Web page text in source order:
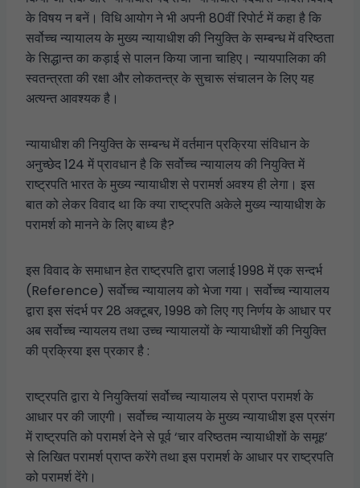
के विषय न बनें। विधि आयोग ने भी अपनी 80वीं रिपोर्ट में कहा है कि
सर्वोच्च न्यायालय के मुख्य न्यायाधीश की नियुक्ति के सम्बन्ध में वरिष्ठता
के सिद्धान्त का कड़ाई से पालन किया जाना चाहिए। न्यायपालिका की
स्वतन्त्रता की रक्षा और लोकतन्त्र के सुचारू संचालन के लिए यह
अत्यन्त आवश्यक है।
न्यायाधीश की नियुक्ति के सम्बन्ध में वर्तमान प्रक्रिया संविधान के
अनुच्छेद 124 में प्रावधान है कि सर्वोच्च न्यायालय की नियुक्ति में
राष्ट्रपति भारत के मुख्य न्यायाधीश से परामर्श अवश्य ही लेगा। इस
बात को लेकर विवाद था कि क्या राष्ट्रपति अकेले मुख्य न्यायाधीश के
परामर्श को मानने के लिए बाध्य है?
इस विवाद के समाधान हेत राष्ट्रपति द्वारा जलाई 1998 में एक सन्दर्भ
(Reference) सर्वोच्च न्यायालय को भेजा गया। सर्वोच्च न्यायालय
द्वारा इस संदर्भ पर 28 अक्टूबर, 1998 को लिए गए निर्णय के आधार पर
अब सर्वोच्च न्यायलय तथा उच्च न्यायालयों के न्यायाधीशों की नियुक्ति
की प्रक्रिया इस प्रकार है :
राष्ट्रपति द्वारा ये नियुक्तियां सर्वोच्च न्यायालय से प्राप्त परामर्श के
आधार पर की जाएगी। सर्वोच्च न्यायालय के मुख्य न्यायाधीश इस प्रसंग
में राष्ट्रपति को परामर्श देने से पूर्व ‘चार वरिष्ठतम न्यायाधीशों के समूह’
से लिखित परामर्श प्राप्त करेंगे तथा इस परामर्श के आधार पर राष्ट्रपति
को परामर्श देंगे।